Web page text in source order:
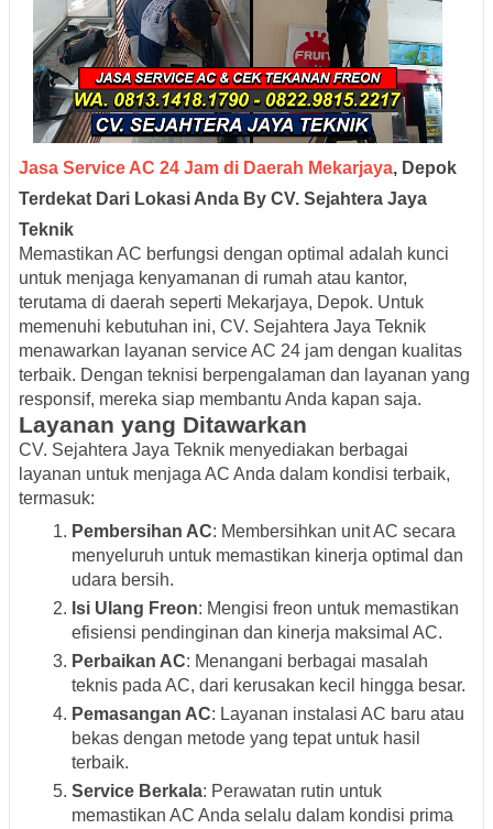
Jasa Service AC 24 Jam di Daerah Mekarjaya, Depok
Terdekat Dari Lokasi Anda By CV. Sejahtera Jaya
Teknik
Memastikan AC berfungsi dengan optimal adalah kunci
untuk menjaga kenyamanan di rumah atau kantor,
terutama di daerah seperti Mekarjaya, Depok. Untuk
memenuhi kebutuhan ini, CV. Sejahtera Jaya Teknik
menawarkan layanan service AC 24 jam dengan kualitas
terbaik. Dengan teknisi berpengalaman dan layanan yang
responsif, mereka siap membantu Anda kapan saja.
Layanan yang Ditawarkan
CV. Sejahtera Jaya Teknik menyediakan berbagai
layanan untuk menjaga AC Anda dalam kondisi terbaik,
termasuk:
Pembersihan AC: Membersihkan unit AC secara
menyeluruh untuk memastikan kinerja optimal dan
udara bersih.
Isi Ulang Freon: Mengisi freon untuk memastikan
efisiensi pendinginan dan kinerja maksimal AC.
Perbaikan AC: Menangani berbagai masalah
teknis pada AC, dari kerusakan kecil hingga besar.
Pemasangan AC: Layanan instalasi AC baru atau
bekas dengan metode yang tepat untuk hasil
terbaik.
Service Berkala: Perawatan rutin untuk
memastikan AC Anda selalu dalam kondisi prima